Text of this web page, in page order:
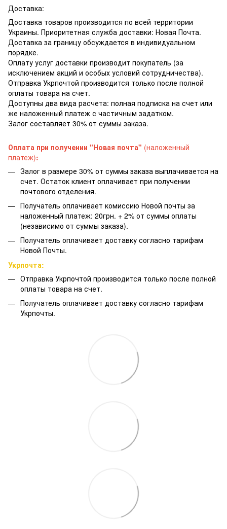
Доставка:
Доставка товаров производится по всей территории
Украины. Приоритетная служба доставки: Новая Почта.
Доставка за границу обсуждается в индивидуальном
порядке.
Оплату услуг доставки производит покупатель (за
исключением акций и особых условий сотрудничества).
Отправка Укрпочтой производится только после полной
оплаты товара на счет.
Доступны два вида расчета: полная подписка на счет или
же наложенный платеж с частичным задатком.
Залог составляет 30% от суммы заказа.
Оплата при получении "Новая почта" (наложенный
платеж):
Залог в размере 30% от суммы заказа выплачивается на
счет. Остаток клиент оплачивает при получении
почтового отделения.
Получатель оплачивает комиссию Новой почты за
наложенный платеж: 20грн. + 2% от суммы оплаты
(независимо от суммы заказа).
Получатель оплачивает доставку согласно тарифам
Новой Почты.
Укрпочта:
Отправка Укрпочтой производится только после полной
оплаты товара на счет.
Получатель оплачивает доставку согласно тарифам
Укрпочты.